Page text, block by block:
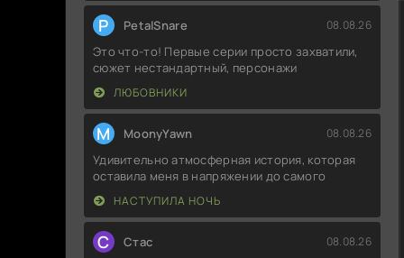
P PetalSnare 08.08.26
Это что-то! Первые серии просто захватили,
сюжет нестандартный, персонажи
ЛЮБОВНИКИ
M MoonyYawn 08.08.26
Удивительно атмосферная история, которая
оставила меня в напряжении до самого
НАСТУПИЛА НОЧЬ
С Стас 08.08.26